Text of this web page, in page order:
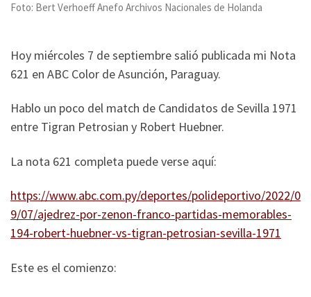
Foto: Bert Verhoeff Anefo Archivos Nacionales de Holanda
Hoy miércoles 7 de septiembre salió publicada mi Nota
621 en ABC Color de Asunción, Paraguay.
Hablo un poco del match de Candidatos de Sevilla 1971
entre Tigran Petrosian y Robert Huebner.
La nota 621 completa puede verse aquí:
https://www.abc.com.py/deportes/polideportivo/2022/0
9/07/ajedrez-por-zenon-franco-partidas-memorables-
194-robert-huebner-vs-tigran-petrosian-sevilla-1971
Este es el comienzo: